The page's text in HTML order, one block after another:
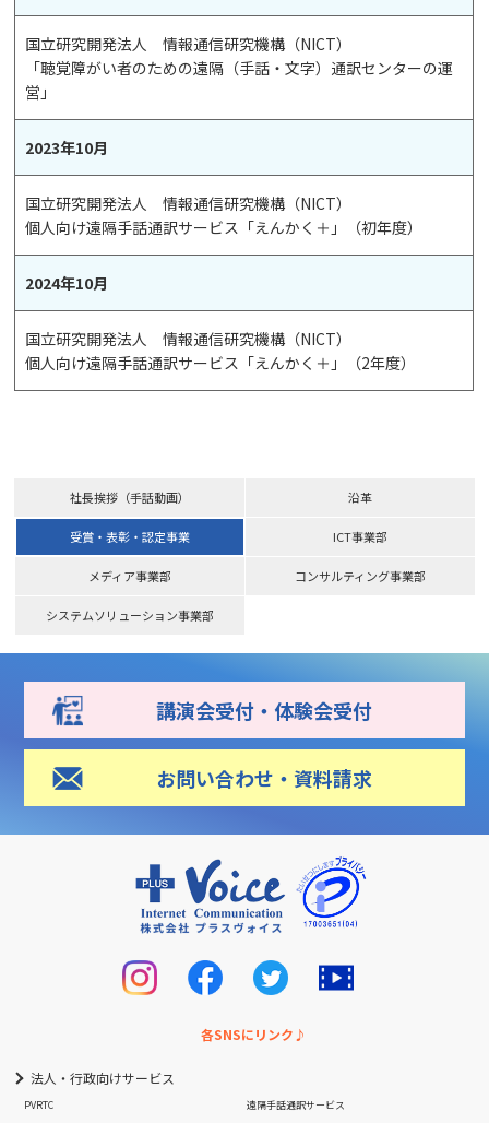
国立研究開発法人 情報通信研究機構（NICT）
「聴覚障がい者のための遠隔（手話・文字）通訳センターの運
営」
2023年10月
国立研究開発法人 情報通信研究機構（NICT）
個人向け遠隔手話通訳サービス「えんかく＋」（初年度）
2024年10月
国立研究開発法人 情報通信研究機構（NICT）
個人向け遠隔手話通訳サービス「えんかく＋」（2年度）
社長挨拶（手話動画） 沿革
受賞・表彰・認定事業 ICT事業部
メディア事業部 コンサルティング事業部
システムソリューション事業部
講演会受付・体験会受付
お問い合わせ・資料請求
各SNSにリンク♪
法人・行政向けサービス
PVRTC
遠隔手話通訳サービス